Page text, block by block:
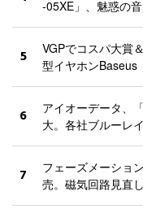
-05XE」、魅惑の音
5
VGPでコスパ大賞
型イヤホンBaseus
6
アイオーデータ、
大。各社ブルーレ
7
フェーズメーショ
売。磁気回路見直